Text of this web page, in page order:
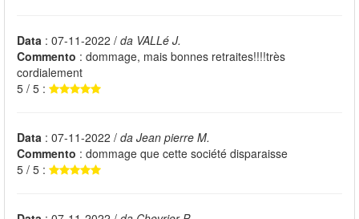
Data : 07-11-2022 / da VALLé J.
Commento : dommage, mais bonnes retraites!!!!très
cordialement
5 / 5 :
Data : 07-11-2022 / da Jean pierre M.
Commento : dommage que cette société disparaisse
5 / 5 :